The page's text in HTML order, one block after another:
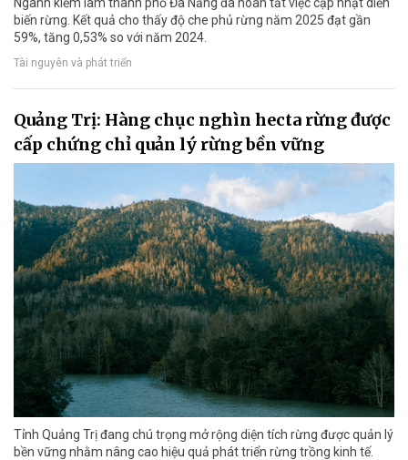
Ngành kiểm lâm thành phố Đà Nẵng đã hoàn tất việc cập nhật diễn
biến rừng. Kết quả cho thấy độ che phủ rừng năm 2025 đạt gần
59%, tăng 0,53% so với năm 2024.
Tài nguyên và phát triển
Quảng Trị: Hàng chục nghìn hecta rừng được
cấp chứng chỉ quản lý rừng bền vững
Tỉnh Quảng Trị đang chú trọng mở rộng diện tích rừng được quản lý
bền vững nhằm nâng cao hiệu quả phát triển rừng trồng kinh tế.